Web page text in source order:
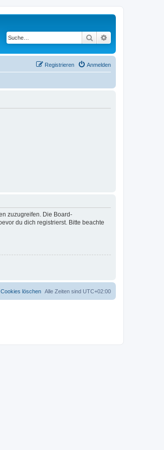
Suche
Anmelden
Registrieren
zuzugreifen. Die Board-
du dich registrierst. Bitte beachte
Alle Zeiten sind UTC+02:00
Cookies löschen